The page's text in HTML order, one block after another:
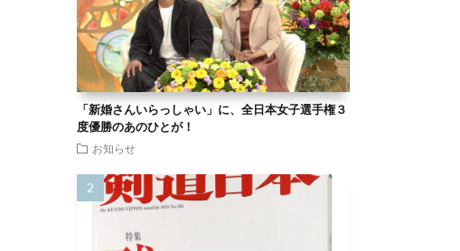
「新婚さんいらっしゃい」に、全日本女子選手権３
度優勝のあのひとが！
お知らせ